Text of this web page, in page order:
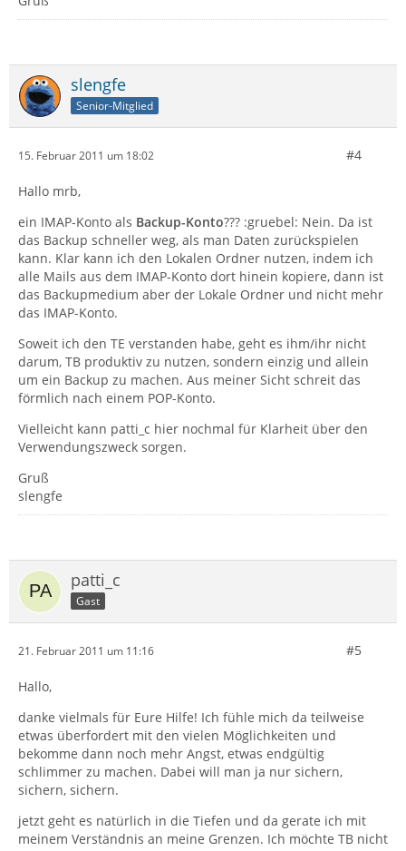
slengfe
Senior-Mitglied
15. Februar 2011 um 18:02 #4
Hallo mrb,
ein IMAP-Konto als Backup-Konto??? :gruebel: Nein. Da ist
das Backup schneller weg, als man Daten zurückspielen
kann. Klar kann ich den Lokalen Ordner nutzen, indem ich
alle Mails aus dem IMAP-Konto dort hinein kopiere, dann ist
das Backupmedium aber der Lokale Ordner und nicht mehr
das IMAP-Konto.
Soweit ich den TE verstanden habe, geht es ihm/ihr nicht
darum, TB produktiv zu nutzen, sondern einzig und allein
um ein Backup zu machen. Aus meiner Sicht schreit das
förmlich nach einem POP-Konto.
Vielleicht kann patti_c hier nochmal für Klarheit über den
Verwendungszweck sorgen.
Gruß
slengfe
patti_c
Gast
21. Februar 2011 um 11:16 #5
Hallo,
danke vielmals für Eure Hilfe! Ich fühle mich da teilweise
etwas überfordert mit den vielen Möglichkeiten und
bekomme dann noch mehr Angst, etwas endgültig
schlimmer zu machen. Dabei will man ja nur sichern,
sichern, sichern.
jetzt geht es natürlich in die Tiefen und da gerate ich mit
meinem Verständnis an meine Grenzen. Ich möchte TB nicht